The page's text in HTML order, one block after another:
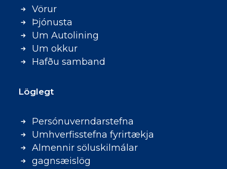
Vörur
Þjónusta
Um Autolining
Um okkur
Hafðu samband
Löglegt
Persónuverndarstefna
Umhverfisstefna fyrirtækja
Almennir söluskilmálar
gagnsæislög